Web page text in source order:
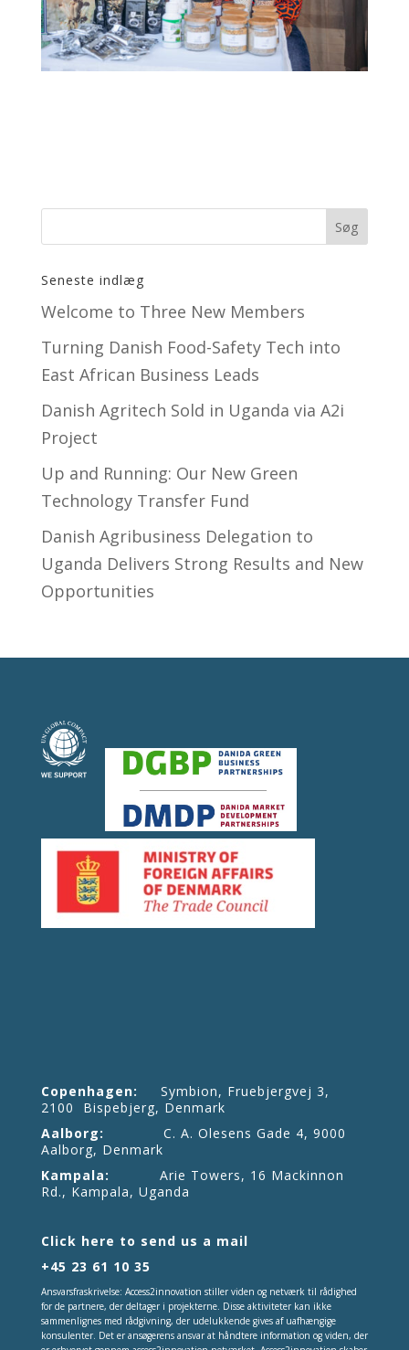
Seneste indlæg
Welcome to Three New Members
Turning Danish Food-Safety Tech into
East African Business Leads
Danish Agritech Sold in Uganda via A2i
Project
Up and Running: Our New Green
Technology Transfer Fund
​Danish Agribusiness Delegation to
Uganda Delivers Strong Results and New
Opportunities
Copenhagen: Symbion, Fruebjergvej 3,
2100 Bispebjerg, Denmark
Aalborg: C. A. Olesens Gade 4, 9000
Aalborg, Denmark
Kampala: Arie Towers, 16 Mackinnon
Rd., Kampala, Uganda
Click here to send us a mail
+45 23 61 10 35
Ansvarsfraskrivelse: Access2innovation stiller viden og netværk til rådighed
for de partnere, der deltager i projekterne. Disse aktiviteter kan ikke
sammenlignes med rådgivning, der udelukkende gives af uafhængige
konsulenter. Det er ansøgerens ansvar at håndtere information og viden, der